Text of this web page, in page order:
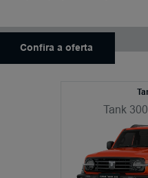
Confira a oferta
Tank